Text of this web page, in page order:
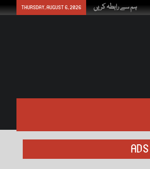
THURSDAY, AUGUST 6, 2026 ہم سے رابطہ کریں
ADS